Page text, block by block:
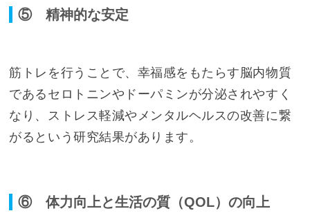
⑤ 精神的な安定
筋トレを行うことで、幸福感をもたらす脳内物質
であるセロトニンやドーパミンが分泌されやすく
なり、ストレス軽減やメンタルヘルスの改善に繋
がるという研究結果があります。
⑥ 体力向上と生活の質（QOL）の向上